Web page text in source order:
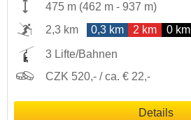
475 m (462 m - 937 m)
2,3 km
0,3 km 2 km 0 km
3 Lifte/Bahnen
CZK 520,- / ca. € 22,-
Details